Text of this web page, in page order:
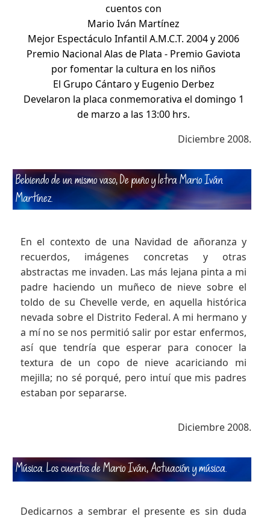
cuentos con
Mario Iván Martínez
Mejor Espectáculo Infantil A.M.C.T. 2004 y 2006
Premio Nacional Alas de Plata - Premio Gaviota
por fomentar la cultura en los niños
El Grupo Cántaro y Eugenio Derbez
Develaron la placa conmemorativa el domingo 1
de marzo a las 13:00 hrs.
Diciembre 2008.
Bebiendo de un mismo vaso, De puño y letra Mario Iván
Martínez.
En el contexto de una Navidad de añoranza y
recuerdos, imágenes concretas y otras
abstractas me invaden. Las más lejana pinta a mi
padre haciendo un muñeco de nieve sobre el
toldo de su Chevelle verde, en aquella histórica
nevada sobre el Distrito Federal. A mi hermano y
a mí no se nos permitió salir por estar enfermos,
así que tendría que esperar para conocer la
textura de un copo de nieve acariciando mi
mejilla; no sé porqué, pero intuí que mis padres
estaban por separarse.
Diciembre 2008.
Música. Los cuentos de Mario Iván, Actuación y música.
Dedicarnos a sembrar el presente es sin duda